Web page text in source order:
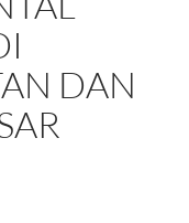
DAN